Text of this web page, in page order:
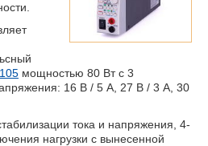
мощностью 80 Вт с 3
16 В / 5 А, 27 В / 3 А, 30
тока и напряжения, 4-
нагрузки с вынесенной